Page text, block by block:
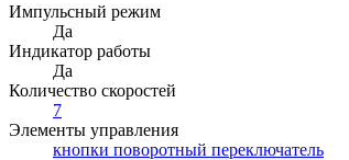
Импульсный режим
Да
Индикатор работы
Да
Количество скоростей
7
Элементы управления
кнопки поворотный переключатель